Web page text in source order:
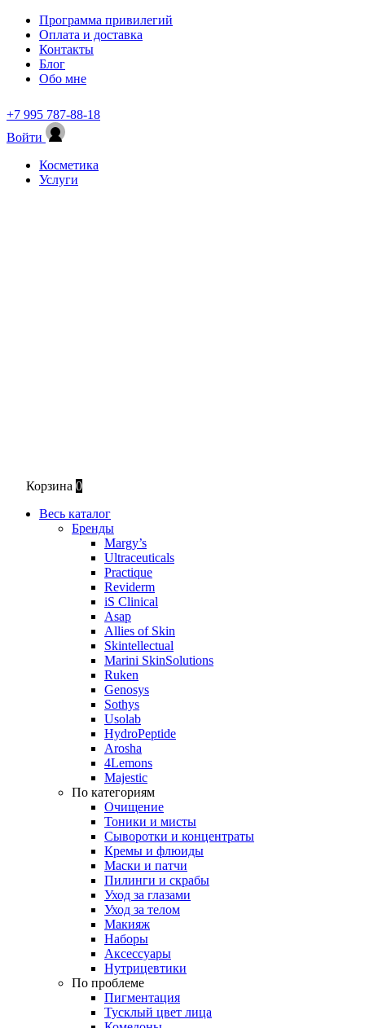
Программа привилегий
Оплата и доставка
Контакты
Блог
Обо мне
+7 995 787-88-18
Войти
Косметика
Услуги
Корзина 0
Весь каталог
Бренды
Margy’s
Ultraceuticals
Practique
Reviderm
iS Clinical
Asap
Allies of Skin
Skintellectual
Marini SkinSolutions
Ruken
Genosys
Sothys
Usolab
HydroPeptide
Arosha
4Lemons
Majestic
По категориям
Очищение
Тоники и мисты
Сыворотки и концентраты
Кремы и флюиды
Маски и патчи
Пилинги и скрабы
Уход за глазами
Уход за телом
Макияж
Наборы
Аксессуары
Нутрицевтики
По проблеме
Пигментация
Тусклый цвет лица